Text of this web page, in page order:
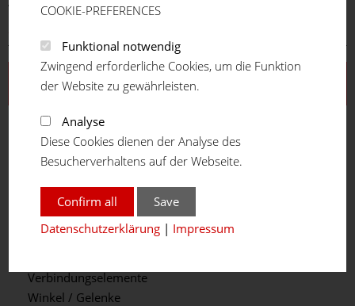
Vous êtes ici:Accueil Produkte
Aluprofilsystem
Profilreihe 16
Profilreihe 20
Profilreihe 30
Profilreihe 45
Profilreihe 50
Teleskopprofil
Verbindungselemente
Winkel / Gelenke
COOKIE-PREFERENCES
Funktional notwendig
Zwingend erforderliche Cookies, um die Funktion
der Website zu gewährleisten.
Analyse
Diese Cookies dienen der Analyse des
Besucherverhaltens auf der Webseite.
Confirm all
Save
Datenschutzerklärung | Impressum